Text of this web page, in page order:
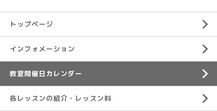
トップページ
インフォメーション
教室開催日カレンダー
各レッスンの紹介・レッスン料